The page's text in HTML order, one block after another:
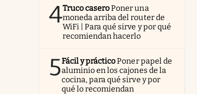
4Truco caseroPoner una
moneda arriba del router de
WiFi | Para qué sirve y por qué
recomiendan hacerlo
5Fácil y prácticoPoner papel de
aluminio en los cajones de la
cocina, para qué sirve y por
qué lo recomiendan